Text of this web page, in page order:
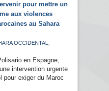
pour mettre un
aux violences
au Sahara
OCCIDENTAL ,
en Espagne,
intervention urgente
pour exiger du Maroc